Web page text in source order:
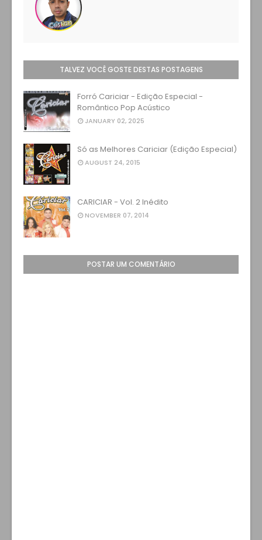
TALVEZ VOCÊ GOSTE DESTAS POSTAGENS
Forró Cariciar - Edição Especial -
Romântico Pop Acústico
JANUARY 02, 2025
Só as Melhores Cariciar (Edição Especial)
AUGUST 24, 2015
CARICIAR - Vol. 2 Inédito
NOVEMBER 07, 2014
POSTAR UM COMENTÁRIO